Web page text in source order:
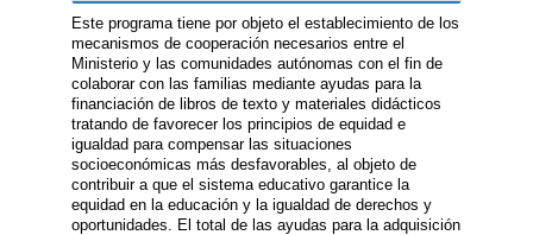
Este programa tiene por objeto el establecimiento de los
mecanismos de cooperación necesarios entre el
Ministerio y las comunidades autónomas con el fin de
colaborar con las familias mediante ayudas para la
financiación de libros de texto y materiales didácticos
tratando de favorecer los principios de equidad e
igualdad para compensar las situaciones
socioeconómicas más desfavorables, al objeto de
contribuir a que el sistema educativo garantice la
equidad en la educación y la igualdad de derechos y
oportunidades. El total de las ayudas para la adquisición